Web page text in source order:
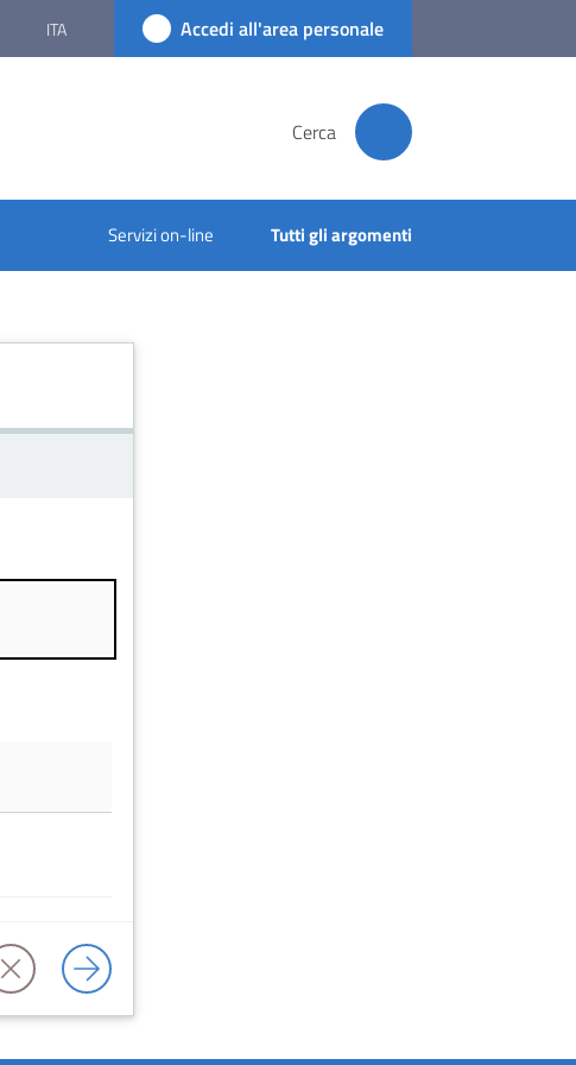
ITA Accedi all'area personale
Cerca
Servizi on-line Tutti gli argomenti